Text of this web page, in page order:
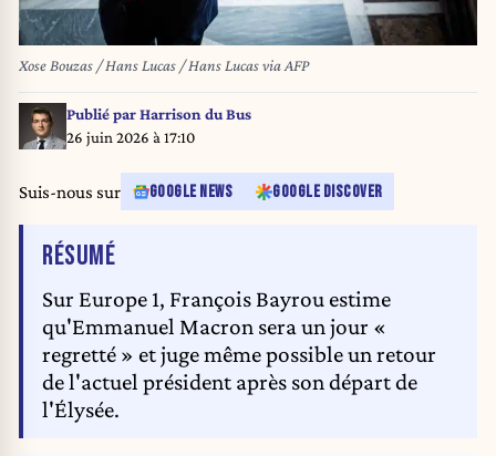
Xose Bouzas / Hans Lucas / Hans Lucas via AFP
Publié parHarrison du Bus
26 juin 2026 à 17:10
Suis-nous sur GOOGLE NEWS GOOGLE DISCOVER
RÉSUMÉDE L'ARTICLE
Sur Europe 1, François Bayrou estime
qu'Emmanuel Macron sera un jour «
regretté » et juge même possible un retour
de l'actuel président après son départ de
l'Élysée.